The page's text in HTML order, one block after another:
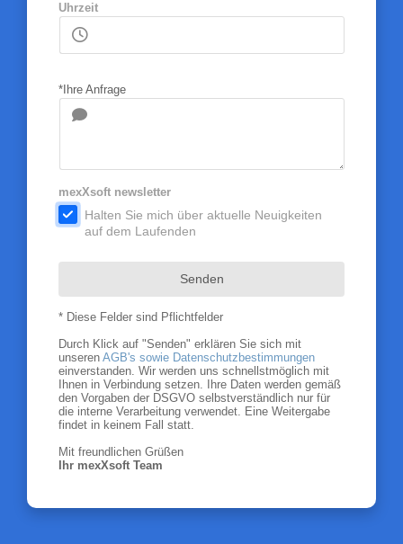
Uhrzeit
*Ihre Anfrage
mexXsoft newsletter
.
Halten Sie mich über aktuelle Neuigkeiten
auf dem Laufenden
Senden
* Diese Felder sind Pflichtfelder
Durch Klick auf "Senden" erklären Sie sich mit
unseren AGB's sowie Datenschutzbestimmungen
einverstanden. Wir werden uns schnellstmöglich mit
Ihnen in Verbindung setzen. Ihre Daten werden gemäß
den Vorgaben der DSGVO selbstverständlich nur für
die interne Verarbeitung verwendet. Eine Weitergabe
findet in keinem Fall statt.
Mit freundlichen Grüßen
Ihr mexXsoft Team